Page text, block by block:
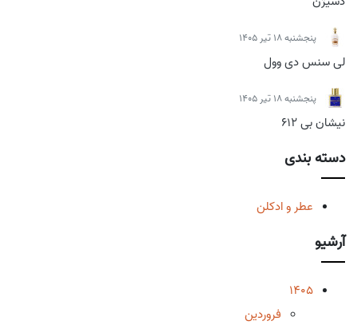
پنجشنبه 18 تیر 1405
لی سنس دی وول
پنجشنبه 18 تیر 1405
نیشان بی 612
دسته بندی
عطر و ادکلن
آرشیو
1405
فروردین